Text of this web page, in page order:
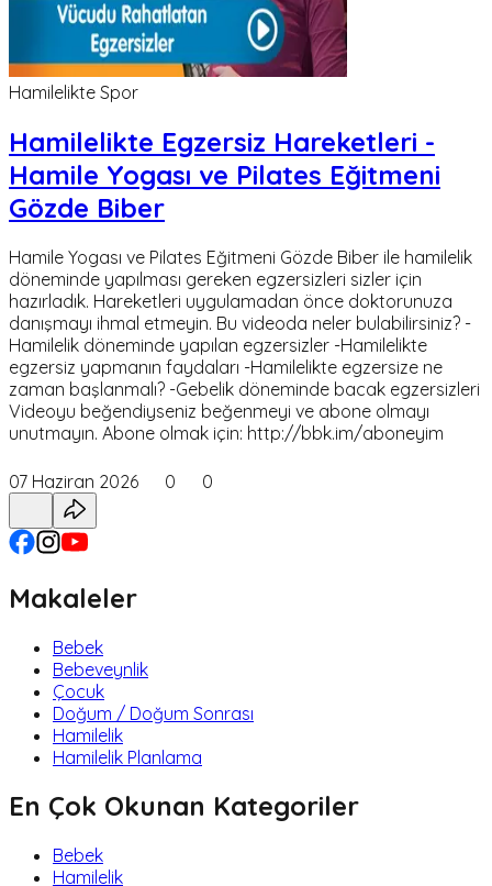
Hamilelikte Spor
Hamilelikte Egzersiz Hareketleri -
Hamile Yogası ve Pilates Eğitmeni
Gözde Biber
Hamile Yogası ve Pilates Eğitmeni Gözde Biber ile hamilelik
döneminde yapılması gereken egzersizleri sizler için
hazırladık. Hareketleri uygulamadan önce doktorunuza
danışmayı ihmal etmeyin. Bu videoda neler bulabilirsiniz? -
Hamilelik döneminde yapılan egzersizler -Hamilelikte
egzersiz yapmanın faydaları -Hamilelikte egzersize ne
zaman başlanmalı? -Gebelik döneminde bacak egzersizleri
Videoyu beğendiyseniz beğenmeyi ve abone olmayı
unutmayın. Abone olmak için: http://bbk.im/aboneyim
07 Haziran 2026 0 0
Makaleler
Bebek
Bebeveynlik
Çocuk
Doğum / Doğum Sonrası
Hamilelik
Hamilelik Planlama
En Çok Okunan Kategoriler
Bebek
Hamilelik